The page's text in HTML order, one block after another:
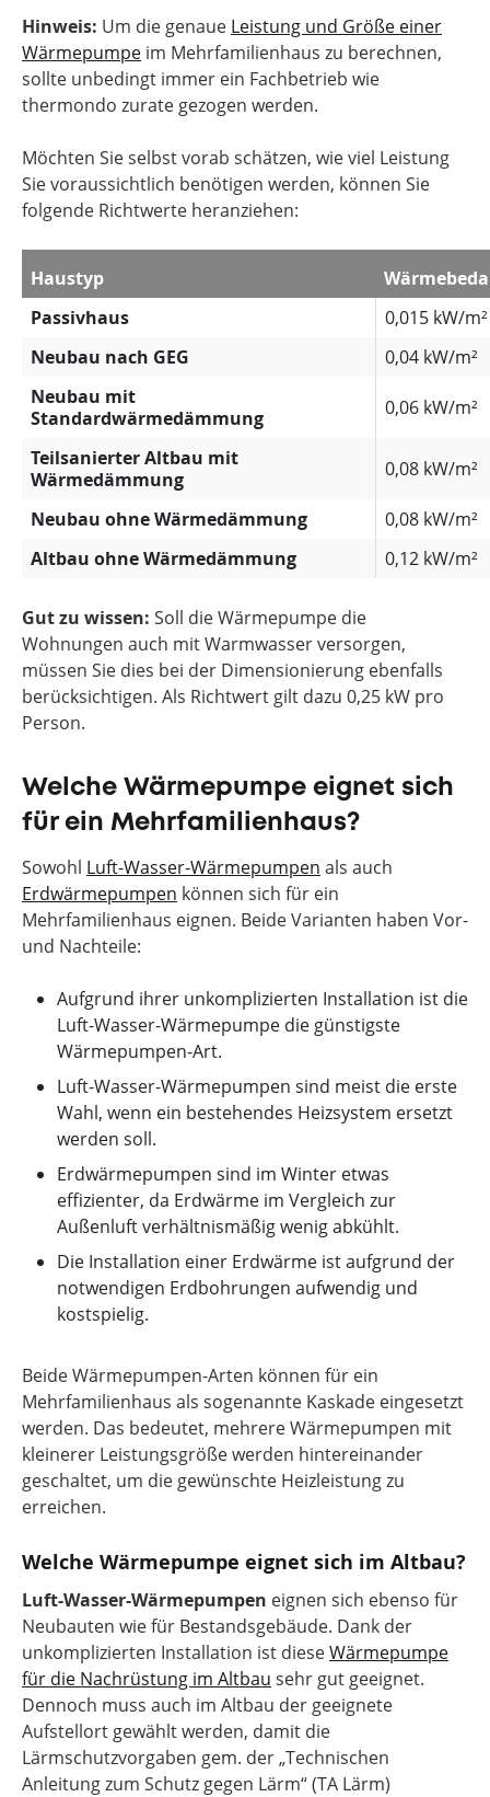
Hinweis: Um die genaue Leistung und Größe einer
Wärmepumpe im Mehrfamilienhaus zu berechnen,
sollte unbedingt immer ein Fachbetrieb wie
thermondo zurate gezogen werden.
Möchten Sie selbst vorab schätzen, wie viel Leistung
Sie voraussichtlich benötigen werden, können Sie
folgende Richtwerte heranziehen:
Haustyp
Passivhaus
0,015 kW/m²
Neubau nach GEG
0,04 kW/m²
Neubau mit
Standardwärmedämmung
0,06 kW/m²
Teilsanierter Altbau mit
Wärmedämmung
0,08 kW/m²
Neubau ohne Wärmedämmung
0,08 kW/m²
Altbau ohne Wärmedämmung
0,12 kW/m²
Gut zu wissen: Soll die Wärmepumpe die
Wohnungen auch mit Warmwasser versorgen,
müssen Sie dies bei der Dimensionierung ebenfalls
berücksichtigen. Als Richtwert gilt dazu 0,25 kW pro
Person.
Welche Wärmepumpe eignet sich
für ein Mehrfamilienhaus?
Sowohl Luft-Wasser-Wärmepumpen als auch
Erdwärmepumpen können sich für ein
Mehrfamilienhaus eignen. Beide Varianten haben Vor-
und Nachteile:
Aufgrund ihrer unkomplizierten Installation ist die
Luft-Wasser-Wärmepumpe die günstigste
Wärmepumpen-Art.
Luft-Wasser-Wärmepumpen sind meist die erste
Wahl, wenn ein bestehendes Heizsystem ersetzt
werden soll.
Erdwärmepumpen sind im Winter etwas
effizienter, da Erdwärme im Vergleich zur
Außenluft verhältnismäßig wenig abkühlt.
Die Installation einer Erdwärme ist aufgrund der
notwendigen Erdbohrungen aufwendig und
kostspielig.
Beide Wärmepumpen-Arten können für ein
Mehrfamilienhaus als sogenannte Kaskade eingesetzt
werden. Das bedeutet, mehrere Wärmepumpen mit
kleinerer Leistungsgröße werden hintereinander
geschaltet, um die gewünschte Heizleistung zu
erreichen.
Welche Wärmepumpe eignet sich im Altbau?
Luft-Wasser-Wärmepumpen eignen sich ebenso für
Neubauten wie für Bestandsgebäude. Dank der
unkomplizierten Installation ist dieseWärmepumpe
für die Nachrüstung im Altbau sehr gut geeignet.
Dennoch muss auch im Altbau der geeignete
Aufstellort gewählt werden, damit die
Lärmschutzvorgaben gem. der „Technischen
Anleitung zum Schutz gegen Lärm“ (TA Lärm)